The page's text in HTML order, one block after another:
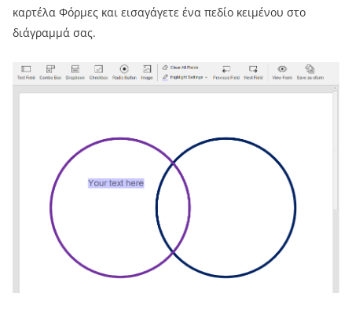
καρτέλα Φόρμες και εισαγάγετε ένα πεδίο κειμένου στο
διάγραμμά σας.